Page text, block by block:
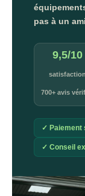
pas à un
9,5/10
satisfaction
700+ avis
✓ Paiement
✓ Conseil